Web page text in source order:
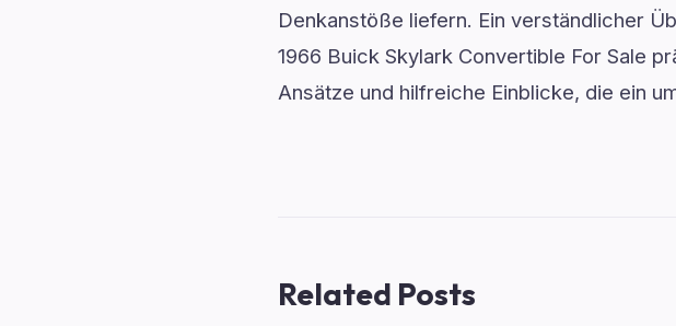
Denkanstöße liefern. Ein verständlicher
1966 Buick Skylark Convertible For Sale
Ansätze und hilfreiche Einblicke, die ein
Related Posts